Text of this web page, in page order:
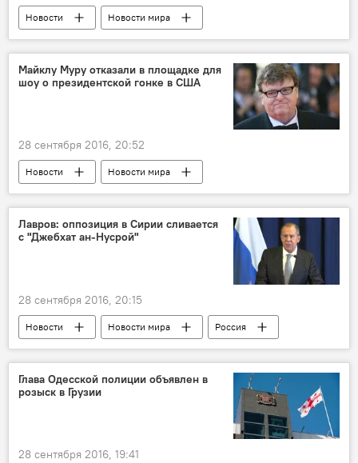
Новости Новости мира
Майклу Муру отказали в площадке для
шоу о президентской гонке в США
28 сентября 2016, 20:52
Новости Новости мира
Лавров: оппозиция в Сирии сливается
с "Джебхат ан-Нусрой"
28 сентября 2016, 20:15
Новости Новости мира Россия
Глава Одесской полиции объявлен в
розыск в Грузии
28 сентября 2016, 19:41